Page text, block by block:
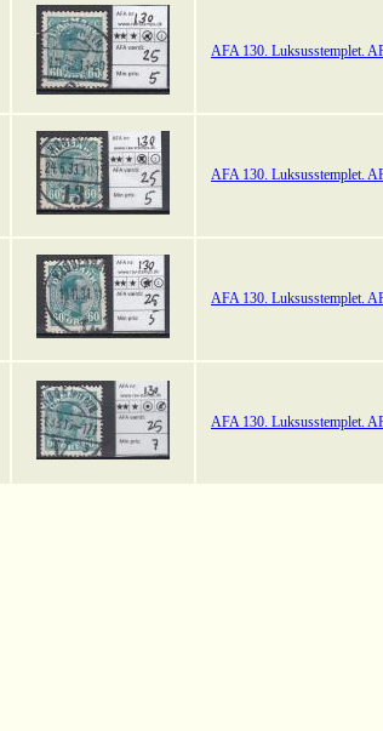
AFA 130. Luksusstemplet.
AFA 130. Luksusstemplet.
AFA 130. Luksusstemplet.
AFA 130. Luksusstemplet.